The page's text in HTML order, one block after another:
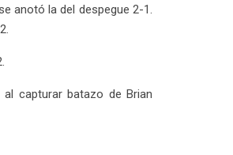
anotó la del despegue 2-1.
capturar batazo de Brian